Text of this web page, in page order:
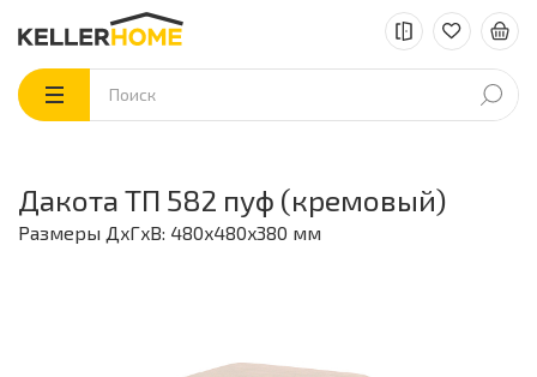
Дакота ТП 582 пуф (кремовый)
Размеры ДxГxВ: 480x480x380 мм